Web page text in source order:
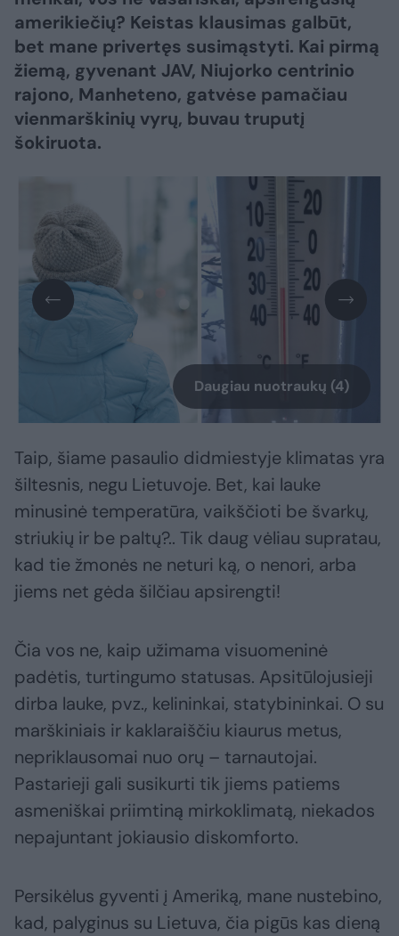
amerikiečių? Keistas klausimas galbūt,
bet mane privertęs susimąstyti. Kai pirmą
žiemą, gyvenant JAV, Niujorko centrinio
rajono, Manheteno, gatvėse pamačiau
vienmarškinių vyrų, buvau truputį
šokiruota.
Daugiau nuotraukų (4)
Taip, šiame pasaulio didmiestyje klimatas yra
šiltesnis, negu Lietuvoje. Bet, kai lauke
minusinė temperatūra, vaikščioti be švarkų,
striukių ir be paltų?.. Tik daug vėliau supratau,
kad tie žmonės ne neturi ką, o nenori, arba
jiems net gėda šilčiau apsirengti!
Čia vos ne, kaip užimama visuomeninė
padėtis, turtingumo statusas. Apsitūlojusieji
dirba lauke, pvz., kelininkai, statybininkai. O su
marškiniais ir kaklaraiščiu kiaurus metus,
nepriklausomai nuo orų – tarnautojai.
Pastarieji gali susikurti tik jiems patiems
asmeniškai priimtiną mirkoklimatą, niekados
nepajuntant jokiausio diskomforto.
Persikėlus gyventi į Ameriką, mane nustebino,
kad, palyginus su Lietuva, čia pigūs kas dieną